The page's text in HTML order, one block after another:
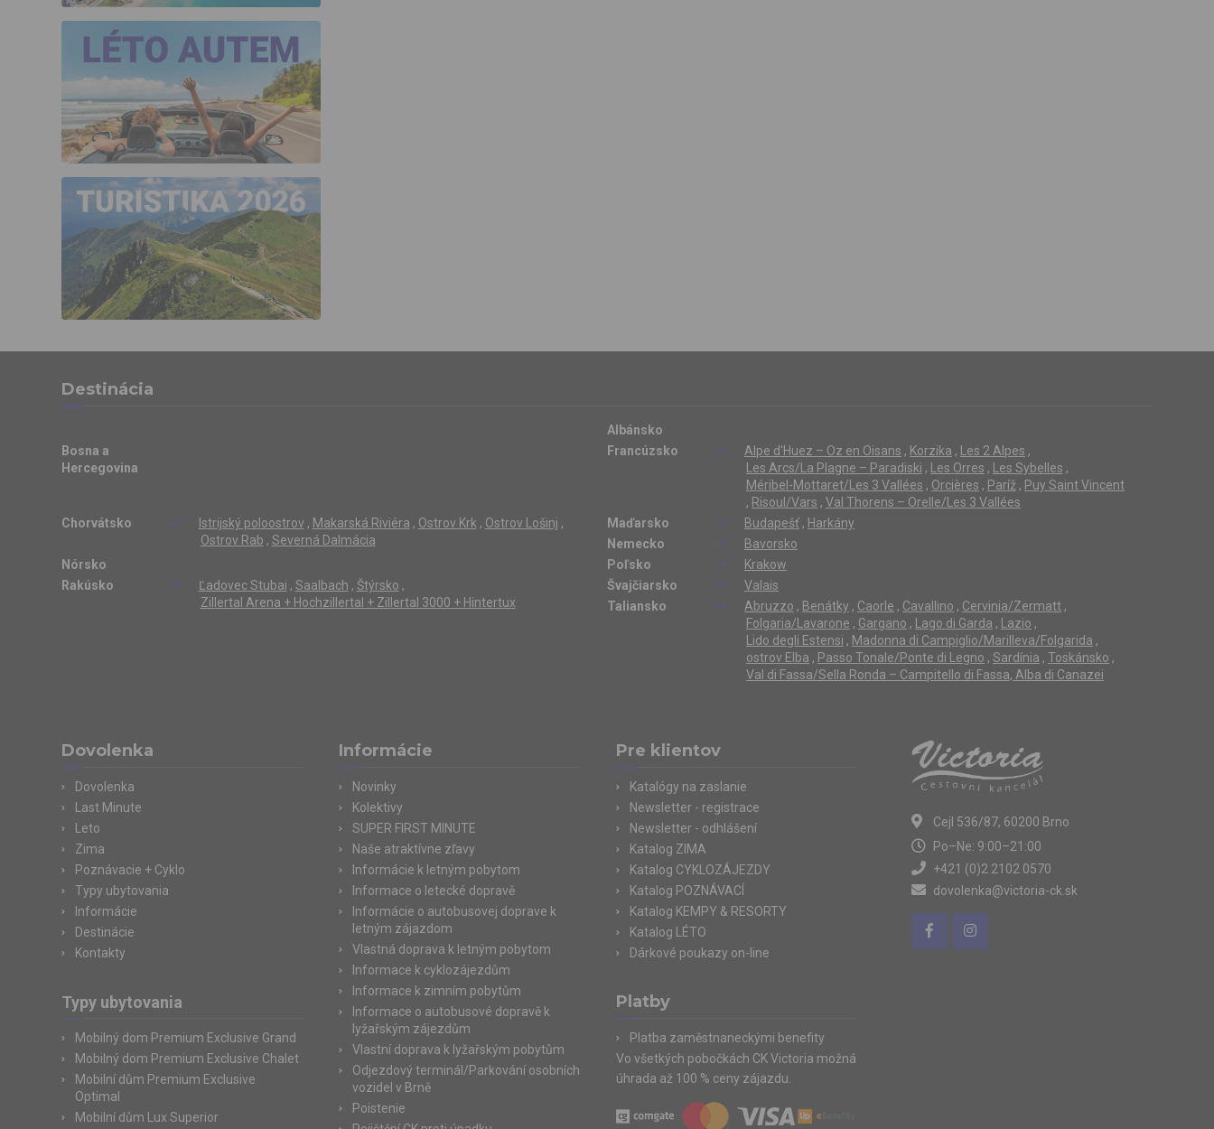
Destinácia
Albánsko
Bosna a
Hercegovina
Francúzsko Alpe d'Huez – Oz en Oisans , Korzika , Les 2 Alpes ,
Les Arcs/La Plagne – Paradiski , Les Orres , Les Sybelles ,
Méribel-Mottaret/Les 3 Vallées , Orcières , Paríž , Puy Saint Vincent
, Risoul/Vars , Val Thorens – Orelle/Les 3 Vallées
Chorvátsko
Istrijský poloostrov , Makarská Riviéra , Ostrov Krk, Ostrov Lošinj ,
Ostrov Rab , Severná Dalmácia
Maďarsko Budapešť , Harkány
Nemecko
Bavorsko
Nórsko
Poľsko
Krakow
Rakúsko
Ľadovec Stubai , Saalbach , Štýrsko ,
Zillertal Arena + Hochzillertal + Zillertal 3000 + Hintertux
Švajčiarsko
Valais
Taliansko
Abruzzo , Benátky , Caorle , Cavallino , Cervinia/Zermatt ,
Folgaria/Lavarone , Gargano , Lago di Garda , Lazio ,
Lido degli Estensi , Madonna di Campiglio/Marilleva/Folgarida ,
ostrov Elba , Passo Tonale/Ponte di Legno , Sardínia , Toskánsko ,
Val di Fassa/Sella Ronda – Campitello di Fassa, Alba di Canazei
Dovolenka
Dovolenka
Last Minute
Leto
Zima
Poznávacie + Cyklo
Typy ubytovania
Informácie
Destinácie
Kontakty
Typy ubytovania
Mobilný dom Premium Exclusive Grand
Mobilný dom Premium Exclusive Chalet
Mobilní dům Premium Exclusive
Optimal
Mobilní dům Lux Superior
Informácie
Novinky
Kolektivy
SUPER FIRST MINUTE
Naše atraktívne zľavy
Informácie k letným pobytom
Informace o letecké dopravě
Informácie o autobusovej doprave k
letným zájazdom
Vlastná doprava k letným pobytom
Informace k cyklozájezdům
Informace k zimním pobytům
Informace o autobusové dopravě k
lyžařským zájezdům
Vlastní doprava k lyžařským pobytům
Odjezdový terminál/Parkování osobních
vozidel v Brně
Poistenie
Pre klientov
Katalógy na zaslanie
Newsletter - registrace
Newsletter - odhlášení
Katalog ZIMA
Katalog CYKLOZÁJEZDY
Katalog POZNÁVACÍ
Katalog KEMPY & RESORTY
Katalog LÉTO
Dárkové poukazy on-line
Platby
Platba zaměstnaneckými benefity
Vo všetkých pobočkách CK Victoria možná
úhrada až 100 % ceny zájazdu.
Cejl 536/87, 60200 Brno
Po–Ne: 9:00–21:00
+421 (0)2 2102 0570
dovolenka@victoria-ck.sk